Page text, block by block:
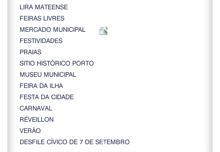
LIRA MATEENSE
FEIRAS LIVRES
MERCADO MUNICIPAL
FESTIVIDADES
PRAIAS
SITIO HISTÓRICO PORTO
MUSEU MUNICIPAL
FEIRA DA ILHA
FESTA DA CIDADE
CARNAVAL
RÉVEILLON
VERÃO
DESFILE CÍVICO DE 7 DE SETEMBRO